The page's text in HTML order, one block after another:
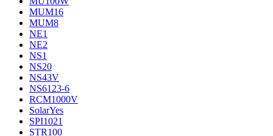
MUM16
MUM8
NE1
NE2
NS1
NS20
NS43V
NS6123-6
RCM1000V
SolarYes
SPI1021
STR100